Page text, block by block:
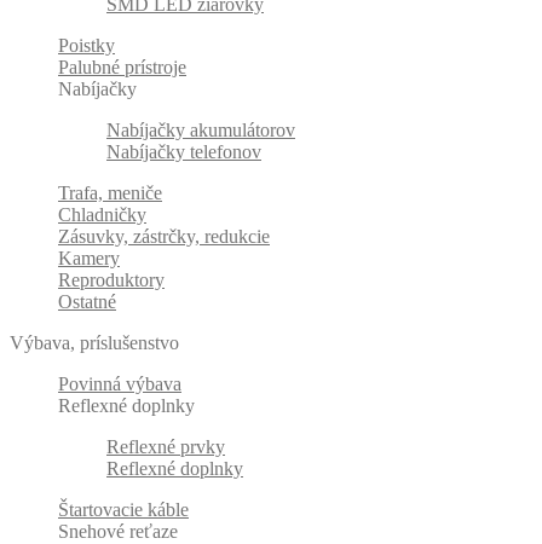
SMD LED žiarovky
Poistky
Palubné prístroje
Nabíjačky
Nabíjačky akumulátorov
Nabíjačky telefonov
Trafa, meniče
Chladničky
Zásuvky, zástrčky, redukcie
Kamery
Reproduktory
Ostatné
Výbava, príslušenstvo
Povinná výbava
Reflexné doplnky
Reflexné prvky
Reflexné doplnky
Štartovacie káble
Snehové reťaze